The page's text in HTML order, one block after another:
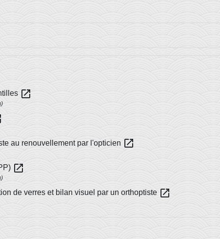
open_in_new
au renouvellement par l'opticien open_in_new
open_in_new
de verres et bilan visuel par un orthoptiste open_in_new